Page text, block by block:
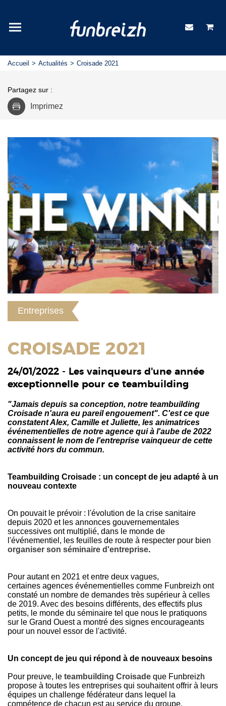
Accueil Actualités Croisade 2021
Partagez sur :
Imprimez
Entreprises
CROISADE 2021
24/01/2022 - Les vainqueurs d'une année
exceptionnelle pour ce teambuilding
"Jamais depuis sa conception, notre teambuilding
Croisade n'aura eu pareil engouement". C'est ce que
constatent Alex, Camille et Juliette, les animatrices
événementielles de notre agence qui à l'aube de 2022
connaissent le nom de l'entreprise vainqueur de cette
activité hors du commun.
Teambuilding Croisade : un concept de jeu adapté à un
nouveau contexte
On pouvait le prévoir : l'évolution de la crise sanitaire
depuis 2020 et les annonces gouvernementales
successives ont multiplié, dans le monde de
l'événementiel, les feuilles de route à respecter pour bien
organiser son séminaire d'entreprise.
Pour autant en 2021 et entre deux vagues,
certaines agences événementielles comme Funbreizh ont
constaté un nombre de demandes très supérieur à celles
de 2019. Avec des besoins différents, des effectifs plus
petits, le monde du séminaire tel que nous le pratiquons
sur le Grand Ouest a montré des signes encourageants
pour un nouvel essor de l'activité.
Un concept de jeu qui répond à de nouveaux besoins
Pour preuve, le teambuilding Croisade que Funbreizh
propose à toutes les entreprises qui souhaitent offrir à leurs
équipes un challenge fédérateur dans lequel la
compétence de chacun est au service du groupe.